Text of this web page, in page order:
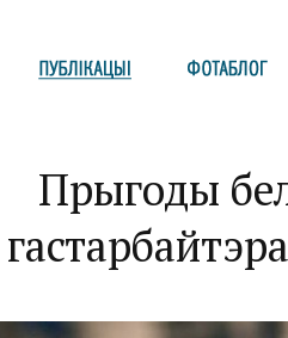
Прыгоды